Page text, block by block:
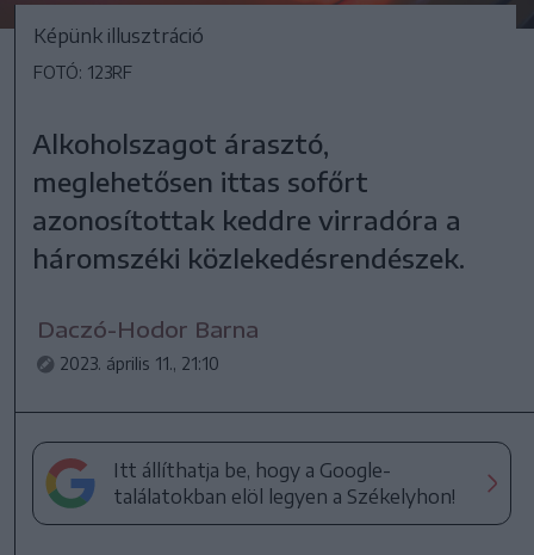
Képünk illusztráció
FOTÓ: 123RF
Alkoholszagot árasztó,
meglehetősen ittas sofőrt
azonosítottak keddre virradóra a
háromszéki közlekedésrendészek.
Daczó-Hodor Barna
2023. április 11., 21:10
Itt állíthatja be, hogy a Google-
találatokban elöl legyen a Székelyhon!